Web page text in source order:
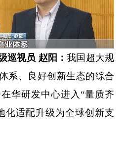
巡视员 赵阳：我国超大规
系、良好创新生态的综合
华研发中心进入“量质齐
化适配升级为全球创新支